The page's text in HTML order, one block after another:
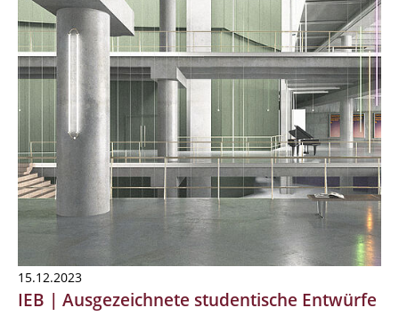
15.12.2023
IEB | Ausgezeichnete studentische Entwürfe